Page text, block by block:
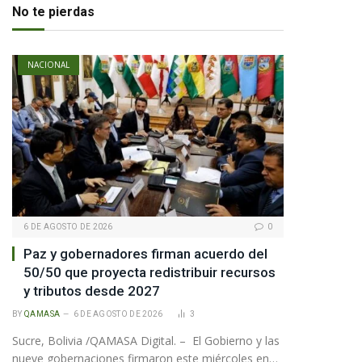
No te pierdas
NACIONAL
6 DE AGOSTO DE 2026 0
Paz y gobernadores firman acuerdo del
50/50 que proyecta redistribuir recursos
y tributos desde 2027
BY QAMASA 6 DE AGOSTO DE 2026 3
Sucre, Bolivia /QAMASA Digital. – El Gobierno y las
nueve gobernaciones firmaron este miércoles en…